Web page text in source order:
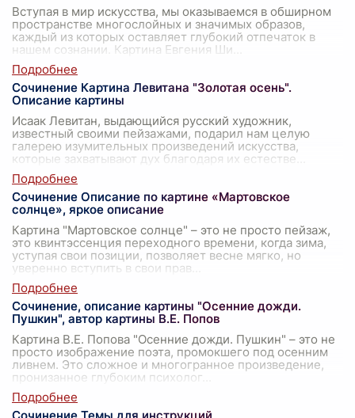
Вступая в мир искусства, мы оказываемся в обширном
пространстве многослойных и значимых образов,
каждый из которых оставляет глубокий отпечаток в
нашем сознании. Картина Евгения Ши
Сочинение Картина Левитана "Золотая осень".
Описание картины
Исаак Левитан, выдающийся русский художник,
известный своими пейзажами, подарил нам целую
галерею изумительных произведений искусства,
которые захватывают дух благодаря их естестве
Сочинение Описание по картине «Мартовское
солнце», яркое описание
Картина "Мартовское солнце" – это не просто пейзаж,
это квинтэссенция переходного времени, когда зима,
уступая свои позиции, позволяет весне мягко, но
уверенно вступить в свои прав
Сочинение, описание картины "Осенние дожди.
Пушкин", автор картины В.Е. Попов
Картина В.Е. Попова "Осенние дожди. Пушкин" – это не
просто изображение поэта, промокшего под осенним
ливнем. Это сложное и многогранное произведение,
пронизанное глубоким психолог